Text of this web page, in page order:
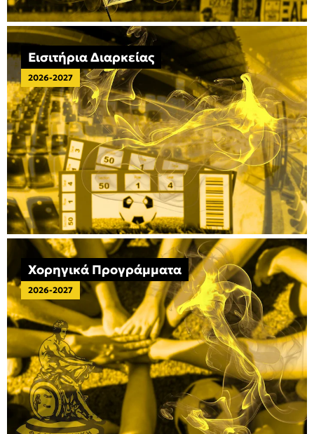
Εισιτήρια Διαρκείας
2026-2027
Χορηγικά Προγράμματα
2026-2027